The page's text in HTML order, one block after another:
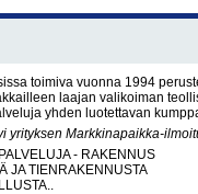
toimiva vuonna 1994
laajan valikoiman
yhden luotettavan
yrityksen Markkinapaikka-
- RAKENNUS
JA TIENRAKENNUSTA